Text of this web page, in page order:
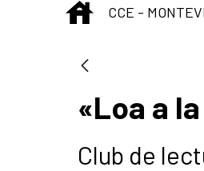
INICIO
CCE -
«Loa a
Club de